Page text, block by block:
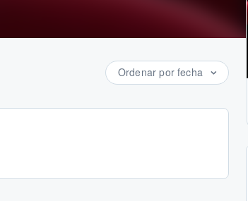
Ordenar por fecha